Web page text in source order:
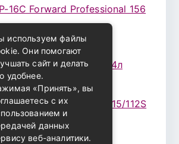
16С Forward Professional 156
к записи
ZIC X7 (A+) 10W30 4л
к записи
16 Nokian Rotiva HT 115/112S
используем файлы
Они помогают
сайт и делать
удобнее.
«Принять», вы
с их
и
данных
веб-аналитики.